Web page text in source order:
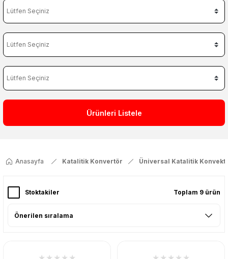
Ürünleri Listele
Anasayfa Katalitik Konvertör Üniversal Katalitik
Stoktakiler Toplam 9 ürün